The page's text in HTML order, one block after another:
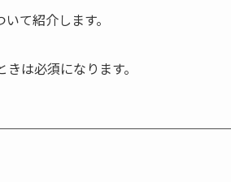
て紹介します。
は必須になります。